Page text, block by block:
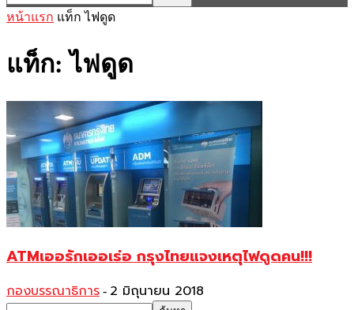
หน้าแรก แท็ก ไฟดูด
แท็ก: ไฟดูด
ATMเออรักเออเร่อ กรุงไทยแจงเหตุไฟดูดคน!!!
กองบรรณาธิการ - 2 มิถุนายน 2018